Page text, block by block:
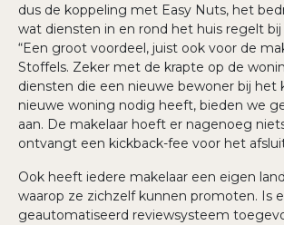
dus de koppeling met Easy Nuts, het
wat diensten in en rond het huis regelt
“Een groot voordeel, juist ook voor de
Stoffels. Zeker met de krapte op de
diensten die een nieuwe bewoner bij het
nieuwe woning nodig heeft, bieden we
aan. De makelaar hoeft er nagenoeg
ontvangt een kickback-fee voor het
Ook heeft iedere makelaar een eigen
waarop ze zichzelf kunnen promoten. Is
geautomatiseerd reviewsysteem